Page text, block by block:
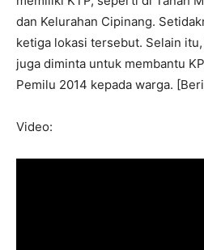
dan Kelurahan Cipinang.
ketiga lokasi tersebut. Selain
juga diminta untuk membantu
Pemilu 2014 kepada warga.
Video: